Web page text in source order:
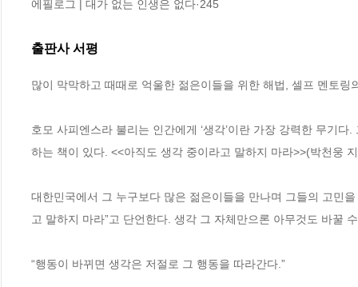
에필로그 | 대가 없는 인생은 없다·245
출판사 서평
많이 막막하고 때때로 억울한 젊은이들을 위한 해법, 셀프 멘토링
호모 사피엔스라 불리는 인간에게 ‘생각’이란 가장 강력한 무기
하는 책이 있다. <<아직도 생각 중이라고 말하지 마라>>(박천웅
대한민국에서 그 누구보다 많은 젊은이들을 만나며 그들의 고민
고 말하지 마라”고 단언한다. 생각 그 자체만으론 아무것도 바꿀
“행동이 바뀌면 생각은 저절로 그 행동을 따라간다.”